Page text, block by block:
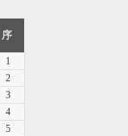
序
1
2
3
4
5